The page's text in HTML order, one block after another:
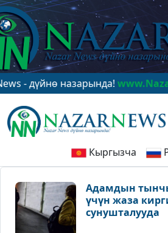
назарында!
Кыргызча
Адамдын
үчүн жаза
сунушталууда